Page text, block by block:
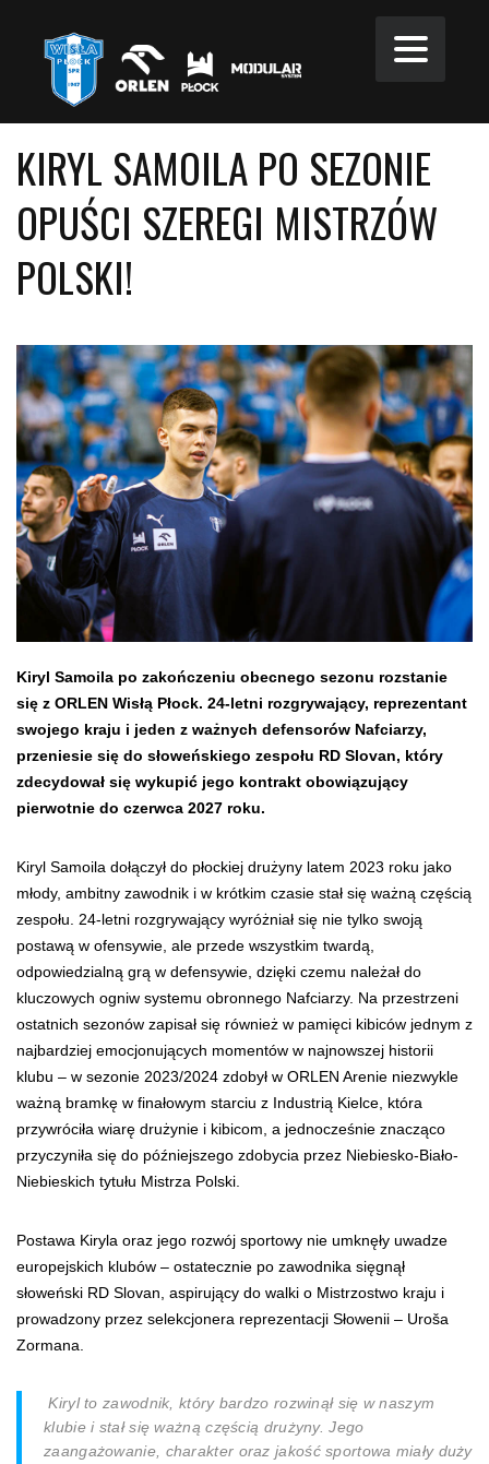
KIRYL SAMOILA PO SEZONIE
OPUŚCI SZEREGI MISTRZÓW
POLSKI!
Kiryl Samoila po zakończeniu obecnego sezonu rozstanie
się z ORLEN Wisłą Płock. 24-letni rozgrywający, reprezentant
swojego kraju i jeden z ważnych defensorów Nafciarzy,
przeniesie się do słoweńskiego zespołu RD Slovan, który
zdecydował się wykupić jego kontrakt obowiązujący
pierwotnie do czerwca 2027 roku.
Kiryl Samoila dołączył do płockiej drużyny latem 2023 roku jako
młody, ambitny zawodnik i w krótkim czasie stał się ważną częścią
zespołu. 24-letni rozgrywający wyróżniał się nie tylko swoją
postawą w ofensywie, ale przede wszystkim twardą,
odpowiedzialną grą w defensywie, dzięki czemu należał do
kluczowych ogniw systemu obronnego Nafciarzy. Na przestrzeni
ostatnich sezonów zapisał się również w pamięci kibiców jednym z
najbardziej emocjonujących momentów w najnowszej historii
klubu – w sezonie 2023/2024 zdobył w ORLEN Arenie niezwykle
ważną bramkę w finałowym starciu z Industrią Kielce, która
przywróciła wiarę drużynie i kibicom, a jednocześnie znacząco
przyczyniła się do późniejszego zdobycia przez Niebiesko-Biało-
Niebieskich tytułu Mistrza Polski.
Postawa Kiryla oraz jego rozwój sportowy nie umknęły uwadze
europejskich klubów – ostatecznie po zawodnika sięgnął
słoweński RD Slovan, aspirujący do walki o Mistrzostwo kraju i
prowadzony przez selekcjonera reprezentacji Słowenii – Uroša
Zormana.
Kiryl to zawodnik, który bardzo rozwinął się w naszym
klubie i stał się ważną częścią drużyny. Jego
zaangażowanie, charakter oraz jakość sportowa miały duży